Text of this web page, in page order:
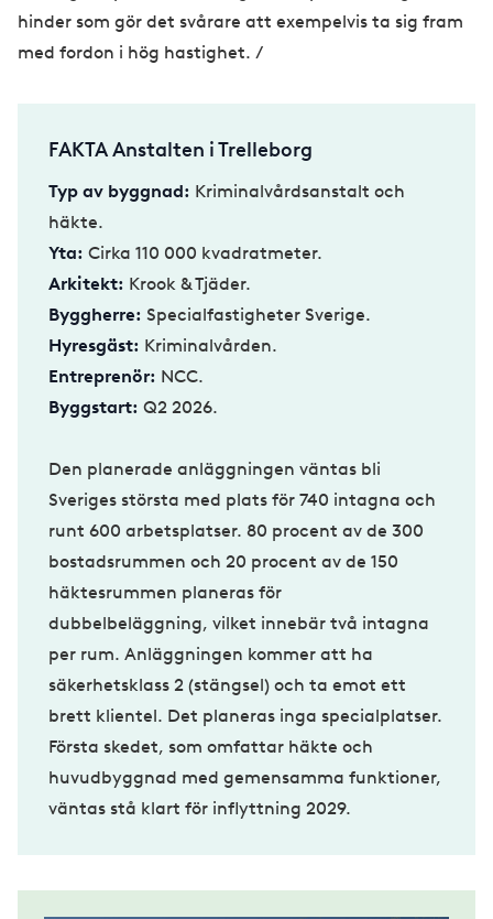
hinder som gör det svårare att exempelvis ta sig fram
med fordon i hög hastighet. /
FAKTA Anstalten i Trelleborg
Typ av byggnad: Kriminalvårdsanstalt och
häkte.
Yta: Cirka 110 000 kvadratmeter.
Arkitekt: Krook & Tjäder.
Byggherre: Specialfastigheter Sverige.
Hyresgäst: Kriminalvården.
Entreprenör: NCC.
Byggstart: Q2 2026.
Den planerade anläggningen väntas bli
Sveriges största med plats för 740 intagna och
runt 600 arbetsplatser. 80 procent av de 300
bostadsrummen och 20 procent av de 150
häktesrummen planeras för
dubbelbeläggning, vilket innebär två intagna
per rum. Anläggningen kommer att ha
säkerhetsklass 2 (stängsel) och ta emot ett
brett klientel. Det planeras inga specialplatser.
Första skedet, som omfattar häkte och
huvudbyggnad med gemensamma funktioner,
väntas stå klart för inflyttning 2029.